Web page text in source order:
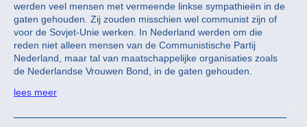
werden veel mensen met vermeende linkse sympathieën in de
gaten gehouden. Zij zouden misschien wel communist zijn of
voor de Sovjet-Unie werken. In Nederland werden om die
reden niet alleen mensen van de Communistische Partij
Nederland, maar tal van maatschappelijke organisaties zoals
de Nederlandse Vrouwen Bond, in de gaten gehouden.
lees meer